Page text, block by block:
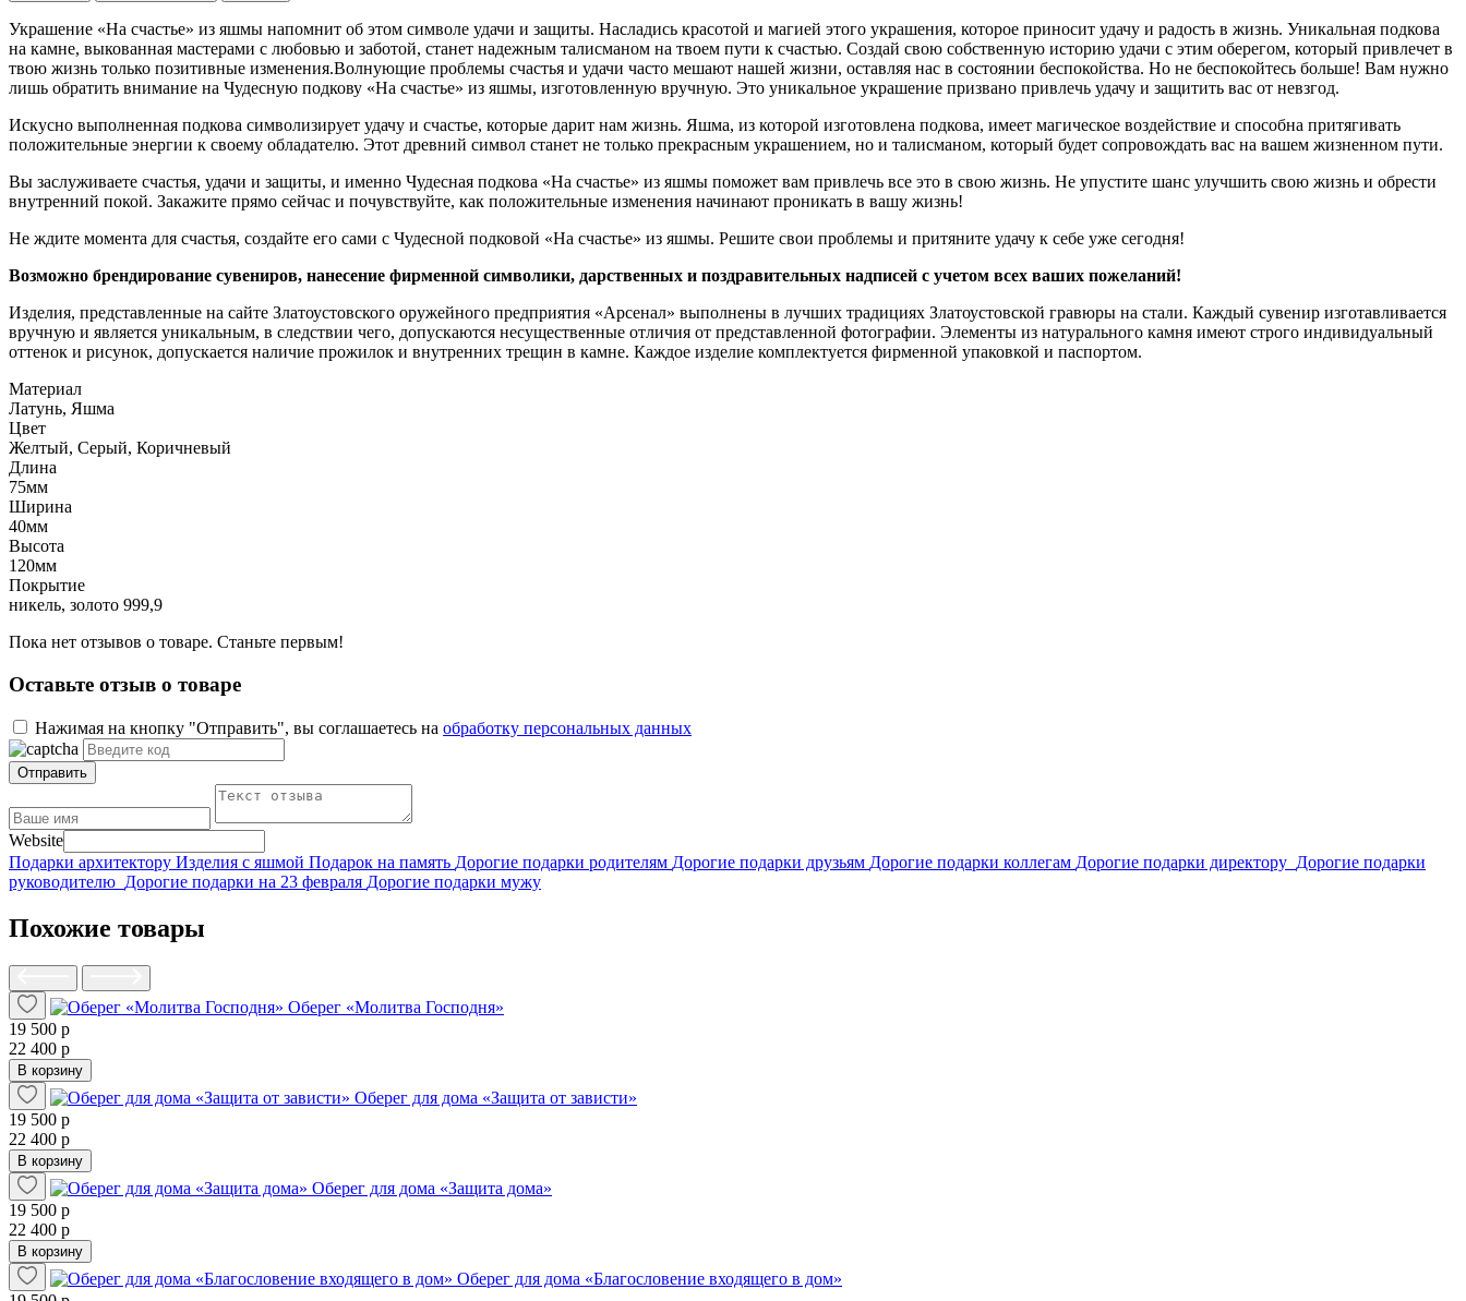
Украшение «На счастье» из яшмы напомнит об этом символе удачи и защиты. Насладись красотой и магией этого украшения, которое приносит удачу и радость в жизнь. Уникальная подкова
на камне, выкованная мастерами с любовью и заботой, станет надежным талисманом на твоем пути к счастью. Создай свою собственную историю удачи с этим оберегом, который привлечет в
твою жизнь только позитивные изменения.Волнующие проблемы счастья и удачи часто мешают нашей жизни, оставляя нас в состоянии беспокойства. Но не беспокойтесь больше! Вам нужно
лишь обратить внимание на Чудесную подкову «На счастье» из яшмы, изготовленную вручную. Это уникальное украшение призвано привлечь удачу и защитить вас от невзгод.
Искусно выполненная подкова символизирует удачу и счастье, которые дарит нам жизнь. Яшма, из которой изготовлена подкова, имеет магическое воздействие и способна притягивать
положительные энергии к своему обладателю. Этот древний символ станет не только прекрасным украшением, но и талисманом, который будет сопровождать вас на вашем жизненном пути.
Вы заслуживаете счастья, удачи и защиты, и именно Чудесная подкова «На счастье» из яшмы поможет вам привлечь все это в свою жизнь. Не упустите шанс улучшить свою жизнь и обрести
внутренний покой. Закажите прямо сейчас и почувствуйте, как положительные изменения начинают проникать в вашу жизнь!
Не ждите момента для счастья, создайте его сами с Чудесной подковой «На счастье» из яшмы. Решите свои проблемы и притяните удачу к себе уже сегодня!
Возможно брендирование сувениров, нанесение фирменной символики, дарственных и поздравительных надписей с учетом всех ваших пожеланий!
Изделия, представленные на сайте Златоустовского оружейного предприятия «Арсенал» выполнены в лучших традициях Златоустовской гравюры на стали. Каждый сувенир изготавливается
вручную и является уникальным, в следствии чего, допускаются несущественные отличия от представленной фотографии. Элементы из натурального камня имеют строго индивидуальный
оттенок и рисунок, допускается наличие прожилок и внутренних трещин в камне. Каждое изделие комплектуется фирменной упаковкой и паспортом.
Материал
Латунь, Яшма
Цвет
Желтый, Серый, Коричневый
Длина
75мм
Ширина
40мм
Высота
120мм
Покрытие
никель, золото 999,9
Пока нет отзывов о товаре. Станьте первым!
Оставьте отзыв о товаре
Нажимая на кнопку "Отправить", вы соглашаетесь на обработку персональных данных
Отправить
Website
Подарки архитектору Изделия с яшмой Подарок на память Дорогие подарки родителям Дорогие подарки друзьям Дорогие подарки коллегам Дорогие подарки директору Дорогие подарки
руководителю Дорогие подарки на 23 февраля Дорогие подарки мужу
Похожие товары
Оберег «Молитва Господня»
19 500 р
22 400 р
В корзину
Оберег для дома «Защита от зависти»
19 500 р
22 400 р
В корзину
Оберег для дома «Защита дома»
19 500 р
22 400 р
В корзину
Оберег для дома «Благословение входящего в дом»